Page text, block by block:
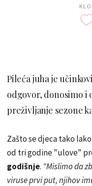
Pileća juha je
odgovor, donosimo i
preživljanje sezone
Zašto se djeca tako
od tri godine "ulove"
godišnje. "Mislimo da
viruse prvi put, njihov